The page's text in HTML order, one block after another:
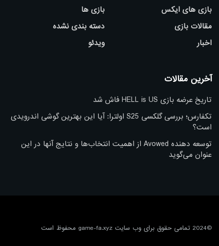
بازی های ایکس
مقالات بازی
اخبار
بازی ها
دسته بندی نشده
ویدئو
آخرین مقالات
تاریخ عرضه بازی HELL is US فاش شد
تکفارس؛ بررسی گلکسی S25 اولترا: آیا این بهترین گوشی اندرویدی
است؟
توسعه دهنده Avowed از اهمیت انتخاب‌ها و نتایج آنها در این
عنوان می‌گوید
©2024 تمامی حقوق برای وب سایت game-fa.xyz محفوظ است